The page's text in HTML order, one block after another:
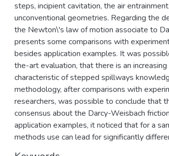
steps, incipient cavitation, the air
unconventional geometries. Regarding the
the Newton\'s law of motion associate to
presents some comparisons with
besides application examples. It was
the-art evaluation, that there is an
characteristic of stepped spillways
methodology, after comparisons with
researchers, was possible to conclude that
consensus about the Darcy-Weisbach
application examples, it noticed that for a
methods use can lead for significantly